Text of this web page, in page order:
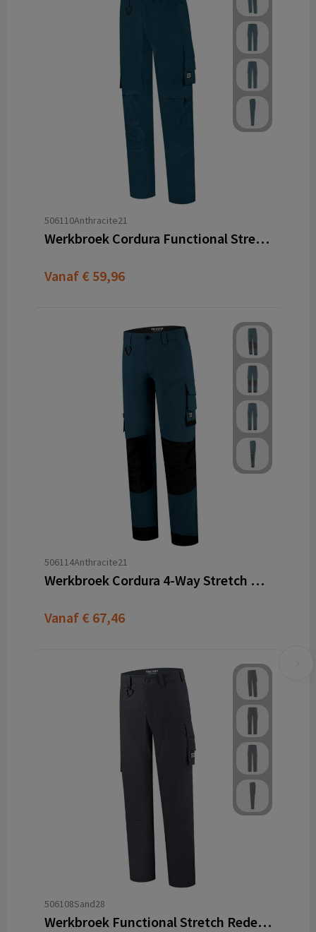
506110Anthracite21
Werkbroek Cordura Functional Stretch Redefined
Vanaf € 59,96
506114Anthracite21
Werkbroek Cordura 4-Way Stretch Redefined
Vanaf € 67,46
506108Sand28
Werkbroek Functional Stretch Redefined